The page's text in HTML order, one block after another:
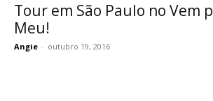
Tour em São Paulo no Vem
Meu!
Angie - outubro 19, 2016